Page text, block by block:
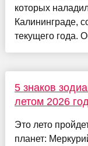
которых
Калининграде,
текущего года.
5 знаков
летом 2026
Это лето
планет: